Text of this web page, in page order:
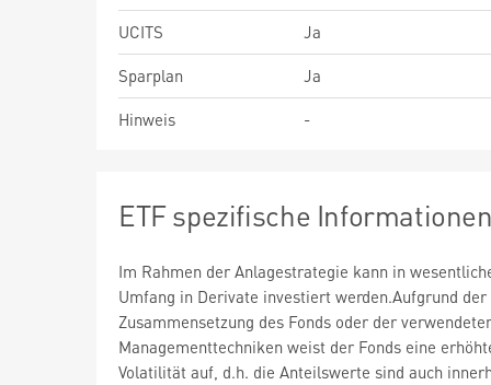
UCITS
Ja
Sparplan
Ja
Hinweis
-
ETF spezifische
Im Rahmen der Anlagestrategie kann in
Umfang in Derivate investiert werden.Aufgrund der
Zusammensetzung des Fonds oder der
Managementtechniken weist der Fonds eine
Volatilität auf, d.h. die Anteilswerte sind auch